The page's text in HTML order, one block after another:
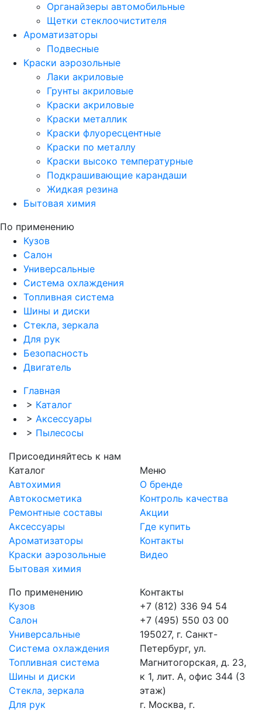
Органайзеры автомобильные
Щетки стеклоочистителя
Ароматизаторы
Подвесные
Краски аэрозольные
Лаки акриловые
Грунты акриловые
Краски акриловые
Краски металлик
Краски флуоресцентные
Краски по металлу
Краски высоко температурные
Подкрашивающие карандаши
Жидкая резина
Бытовая химия
По применению
Кузов
Салон
Универсальные
Система охлаждения
Топливная система
Шины и диски
Стекла, зеркала
Для рук
Безопасность
Двигатель
Главная
> Каталог
> Аксессуары
> Пылесосы
Каталог
Автохимия
Автокосметика
Ремонтные составы
Аксессуары
Ароматизаторы
Краски аэрозольные
Бытовая химия
Меню
О бренде
Контроль качества
Акции
Где купить
Контакты
Видео
По применению
Кузов
Салон
Универсальные
Система охлаждения
Топливная система
Шины и диски
Стекла, зеркала
Для рук
Контакты
+7 (812) 336 94 54
+7 (495) 550 03 00
195027, г. Санкт-
Петербург, ул.
Магнитогорская, д. 23,
к 1, лит. А, офис 344 (3
этаж)
г. Москва, г.
Присоединяйтесь к нам